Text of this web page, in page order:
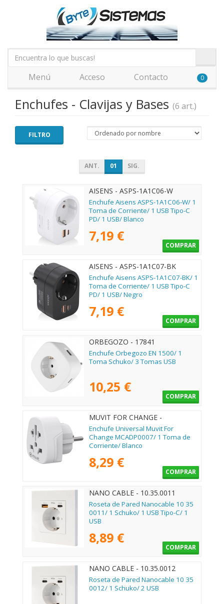
Menú Acceso Contacto 0
Enchufes - Clavijas y Bases (6 art.)
FILTRO
ANT. 01 SIG.
AISENS - ASPS-1A1C06-W
Enchufe Aisens ASPS-1A1C06-W/ 1
Toma de Corriente/ 1 USB Tipo-C
PD/ 1 USB/ Blanco
7,19 €
COMPRAR
AISENS - ASPS-1A1C07-BK
Enchufe Aisens ASPS-1A1C07-BK/ 1
Toma de Corriente/ 1 USB Tipo-C
PD/ 1 USB/ Negro
7,19 €
COMPRAR
ORBEGOZO - 17841
Enchufe Orbegozo EN 1500/ 1
Toma Schuko/ 3 Tomas USB
10,25 €
COMPRAR
MUVIT FOR CHANGE -
MCADP0007
Enchufe Universal Muvit For
Change MCADP0007/ 1 Toma de
Corriente/ Blanco
8,29 €
COMPRAR
NANO CABLE - 10.35.0011
Roseta de Pared Nanocable 10 35
0011/ 1 Schuko/ 1 USB Tipo-C/ 1
USB
8,89 €
COMPRAR
NANO CABLE - 10.35.0012
Roseta de Pared Nanocable 10 35
0012/ 1 Schuko/ 2 USB